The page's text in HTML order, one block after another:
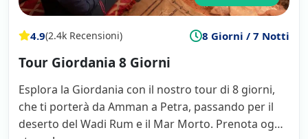
4.9(2.4k Recensioni) 8 Giorni / 7 Notti
Tour Giordania 8 Giorni
Esplora la Giordania con il nostro tour di 8 giorni,
che ti porterà da Amman a Petra, passando per il
deserto del Wadi Rum e il Mar Morto. Prenota oggi